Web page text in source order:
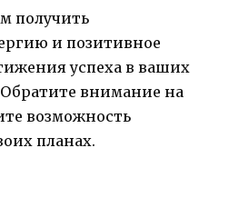
получить
и позитивное
успеха в ваших
внимание на
возможность
планах.